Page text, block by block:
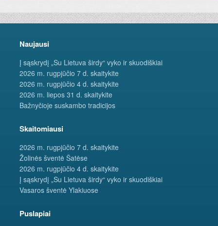
Naujausi
Į sąskrydį „Su Lietuva širdy“ vyko ir skuodiškiai
2026 m. rugpjūčio 7 d. skaitykite
2026 m. rugpjūčio 4 d. skaitykite
2026 m. liepos 31 d. skaitykite
Bažnyčioje suskambo tradicijos
Skaitomiausi
2026 m. rugpjūčio 7 d. skaitykite
Žolinės šventė Šatėse
2026 m. rugpjūčio 4 d. skaitykite
Į sąskrydį „Su Lietuva širdy“ vyko ir skuodiškiai
Vasaros šventė Ylakiuose
Puslapiai